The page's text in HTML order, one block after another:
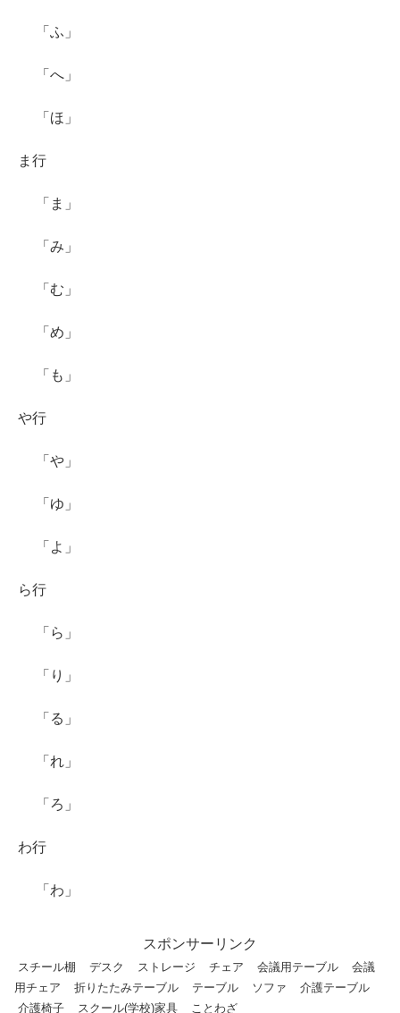
「ふ」
「へ」
「ほ」
ま行
「ま」
「み」
「む」
「め」
「も」
や行
「や」
「ゆ」
「よ」
ら行
「ら」
「り」
「る」
「れ」
「ろ」
わ行
「わ」
スポンサーリンク
スチール棚 デスク ストレージ チェア 会議用テーブル
会議
用チェア
折りたたみテーブル テーブル ソファ
介護テーブル
介護椅子
スクール(学校)家具 ことわざ